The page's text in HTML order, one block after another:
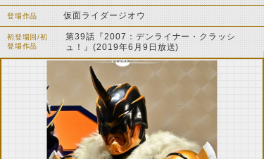
登場作品 仮面ライダージオウ
初登場回/初
登場作品
第39話『2007：デンライナー・クラッシ
ュ！』(2019年6月9日放送)